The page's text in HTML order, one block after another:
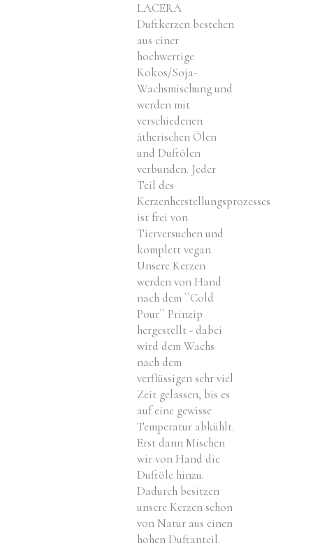
LACERA
Duftkerzen bestehen
aus einer
hochwertige
Kokos/Soja-
Wachsmischung und
werden mit
verschiedenen
ätherischen Ölen
und Duftölen
verbunden. Jeder
Teil des
Kerzenherstellungsprozesses
ist frei von
Tierversuchen und
komplett vegan.
Unsere Kerzen
werden von Hand
nach dem ``Cold
Pour`` Prinzip
hergestellt - dabei
wird dem Wachs
nach dem
verflüssigen sehr viel
Zeit gelassen, bis es
auf eine gewisse
Temperatur abkühlt.
Erst dann Mischen
wir von Hand die
Duftöle hinzu.
Dadurch besitzen
unsere Kerzen schon
von Natur aus einen
hohen Duftanteil.